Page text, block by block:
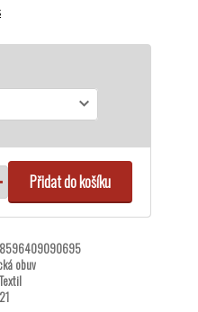
Přidat do košíku
8596409090695
obuv
Textil
21